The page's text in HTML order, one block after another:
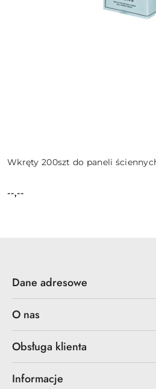
Wkręty 200szt do paneli
Cena:
--,--
Dane adresowe
O nas
Obsługa klienta
Informacje